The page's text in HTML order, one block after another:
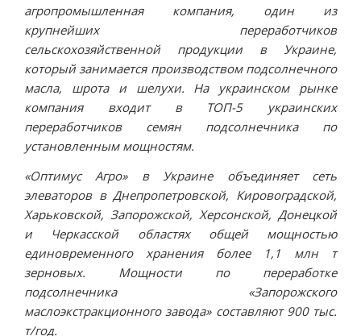
агропромышленная компания, один из
крупнейших переработчиков
сельскохозяйственной продукции в Украине,
который занимается производством подсолнечного
масла, шрота и шелухи. На украинском рынке
компания входит в ТОП-5 украинских
переработчиков семян подсолнечника по
установленным мощностям.
«Оптимус Агро» в Украине объединяет сеть
элеваторов в Днепропетровской, Кировоградской,
Харьковской, Запорожской, Херсонской, Донецкой
и Черкасской областях общей мощностью
единовременного хранения более 1,1 млн т
зерновых. Мощности по переработке
подсолнечника «Запорожского
маслоэкстракционного завода» составляют 900 тыс.
т/год.